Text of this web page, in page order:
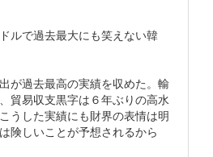
ルで過去最大にも笑えない韓
が過去最高の実績を収めた。輸
貿易収支黒字は６年ぶりの高水
うした実績にも財界の表情は明
険しいことが予想されるから